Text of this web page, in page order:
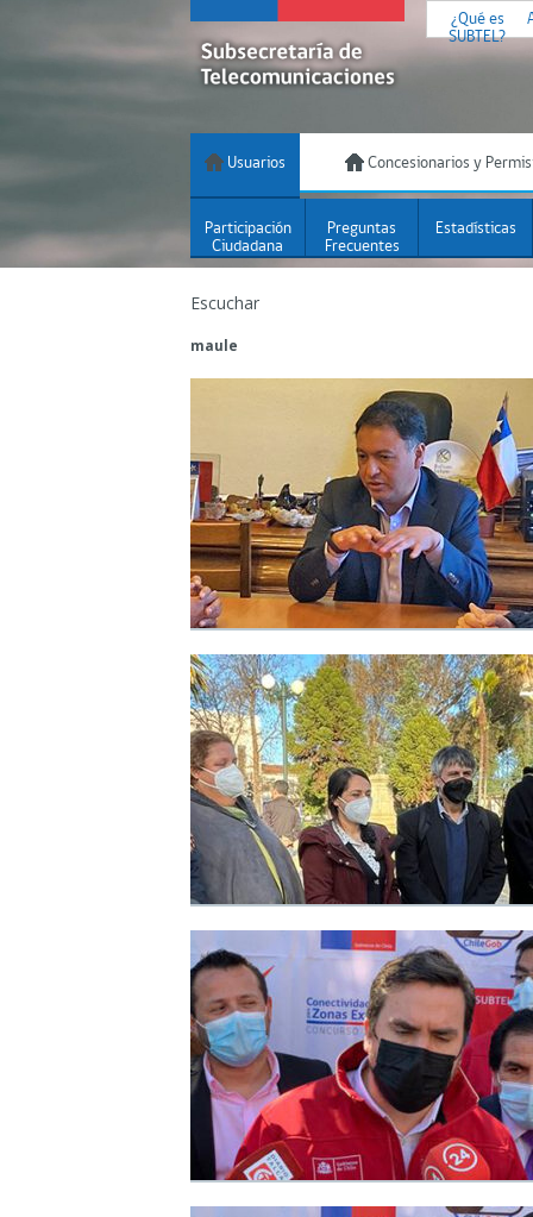
¿Qué es
SUBTEL?
Usuarios Concesionarios y
Participación
Ciudadana
Preguntas
Frecuentes
Estadísticas
Escuchar
maule